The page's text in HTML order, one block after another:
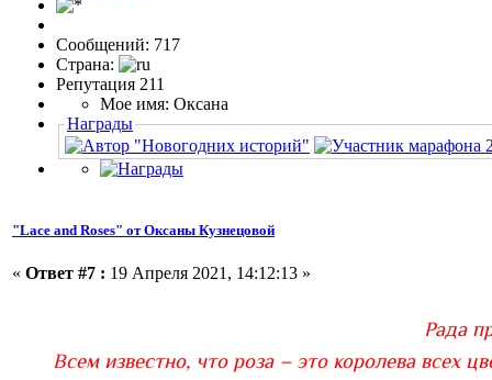
Сообщений: 717
Страна:
Репутация 211
Мое имя: Оксана
Награды
"Lace and Roses" от Оксаны Кузнецовой
« Ответ #7 : 19 Апреля 2021, 14:12:13 »
Рада
Всем известно, что роза – это королева всех